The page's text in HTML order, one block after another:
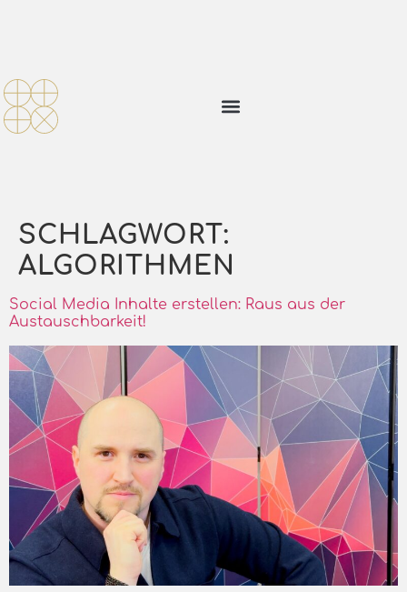
SCHLAGWORT:
ALGORITHMEN
Social Media Inhalte erstellen: Raus aus der
Austauschbarkeit!